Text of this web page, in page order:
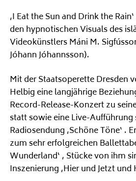
‚I Eat the Sun and Drink the
den hypnotischen Visuals des
Videokünstlers Máni M.
Jóhann Jóhannsson).
Mit der Staatsoperette Dresden
Helbig eine langjährige
Record-Release-Konzert zu
statt sowie eine Live-Aufführung
Radiosendung ‚Schöne Töne‘ .
zum sehr erfolgreichen
Wunderland‘ , Stücke von ihm
Inszenierung ‚Hier und Jetzt und